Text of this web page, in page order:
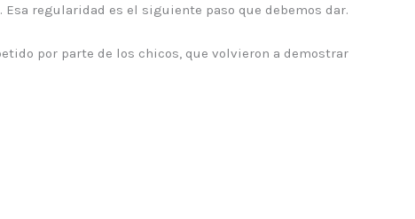
regularidad es el siguiente paso que debemos dar.
por parte de los chicos, que volvieron a demostrar